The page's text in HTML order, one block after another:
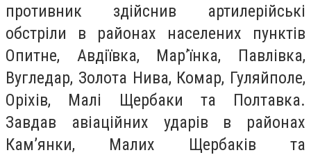
противник здійснив артилерійські
обстріли в районах населених пунктів
Опитне, Авдіївка, Мар’їнка, Павлівка,
Вугледар, Золота Нива, Комар, Гуляйполе,
Оріхів, Малі Щербаки та Полтавка.
Завдав авіаційних ударів в районах
Кам’янки, Малих Щербаків та